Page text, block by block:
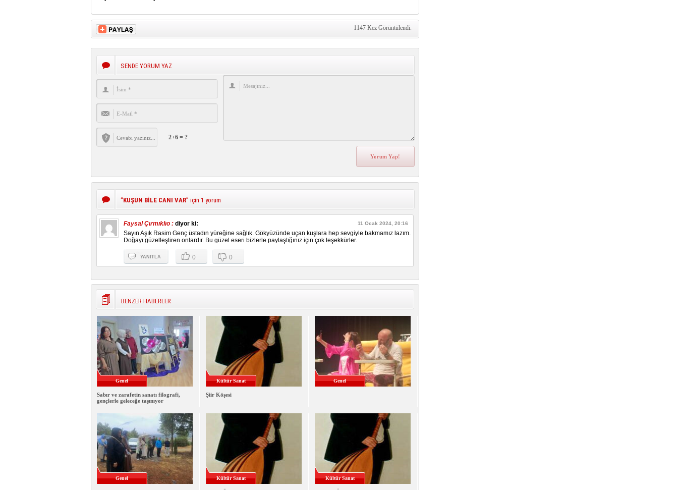
1147 Kez Görüntülendi.
SENDE YORUM YAZ
2+6 = ?
“KUŞUN BİLE CANI VAR” için 1 yorum
Faysal Çırmıklıo : diyor ki: 11 Ocak 2024, 20:16
Sayın Aşık Rasim Genç üstadın yüreğine sağlık. Gökyüzünde uçan kuşlara hep sevgiyle bakmamız lazım.
Doğayı güzelleştiren onlardır. Bu güzel eseri bizlerle paylaştığınız için çok teşekkürler.
YANITLA 0 0
BENZER HABERLER
Genel
Sabır ve zarafetin sanatı filografi,
gençlerle geleceğe taşınıyor
Kültür Sanat
Şiir Köşesi
Genel
Genel Kültür Sanat Kültür Sanat